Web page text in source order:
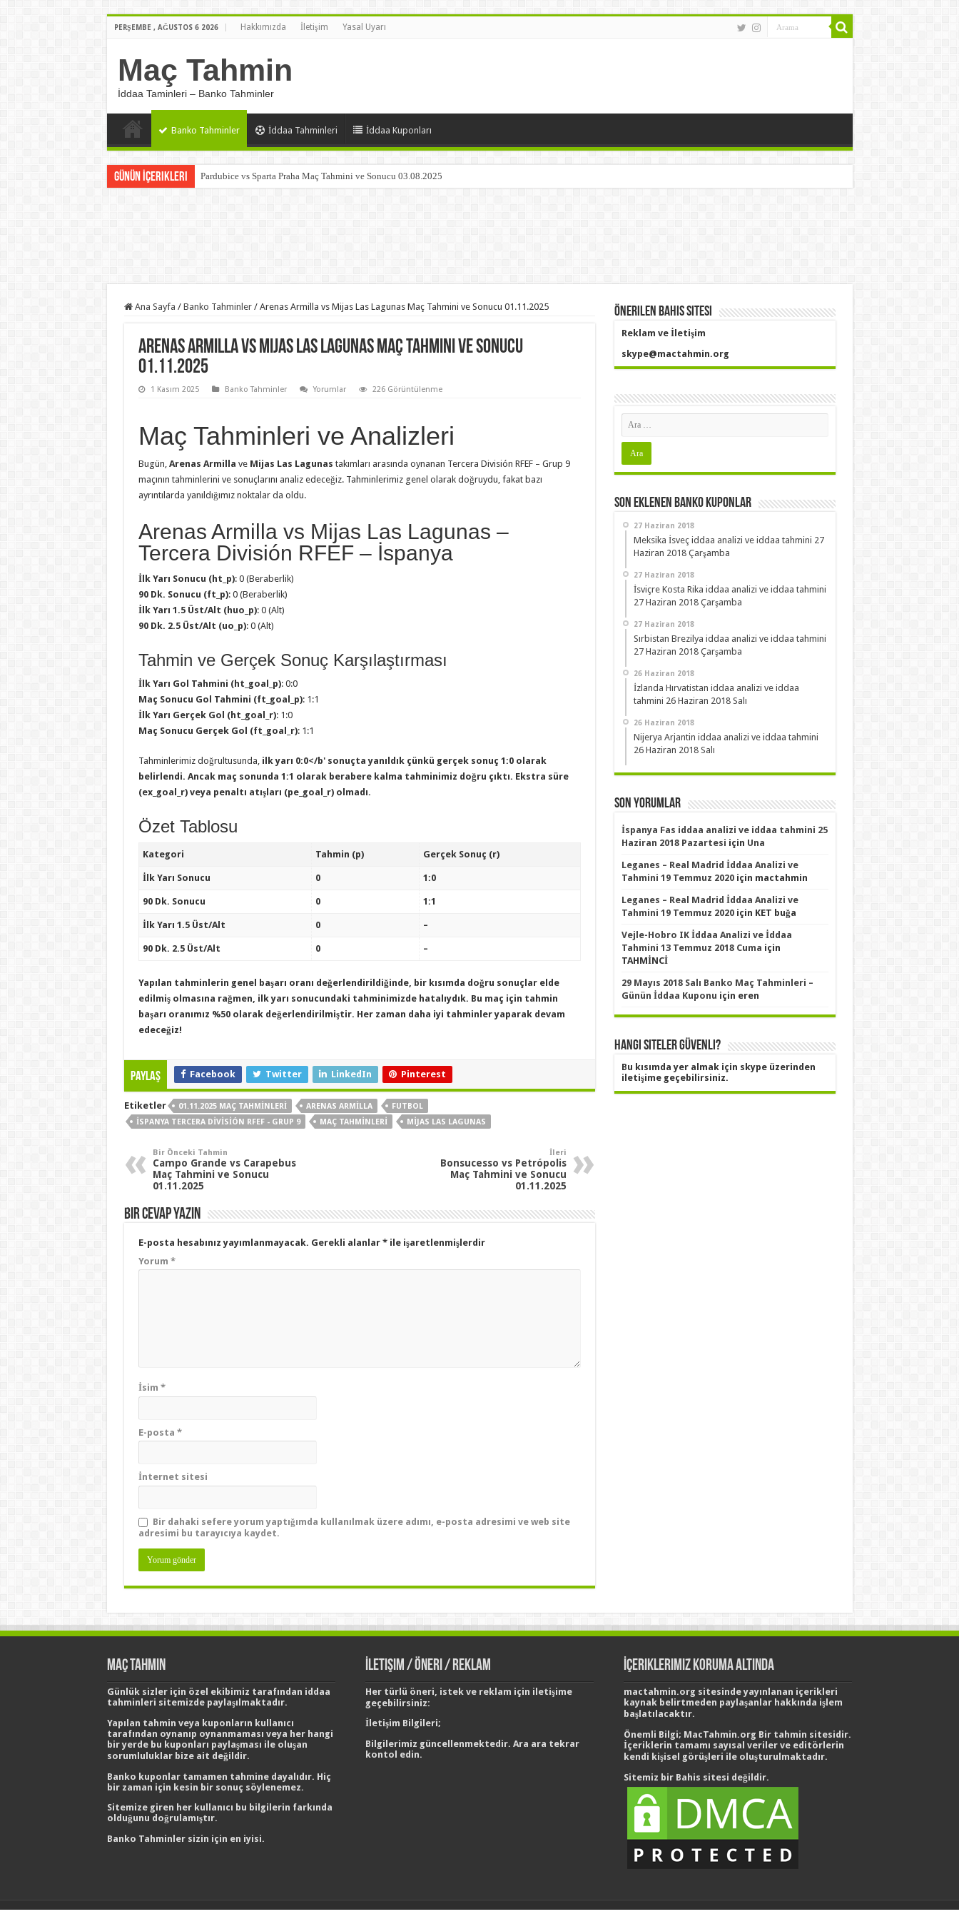
PERŞEMBE , AĞUSTOS 6 2026 Hakkımızda İletişim Yasal Uyarı
Maç Tahmin
İddaa Taminleri – Banko Tahminler
Banko Tahminler İddaa Tahminleri İddaa Kuponları
Günün İçerikleri Pardubice vs Sparta Praha Maç Tahmini ve Sonucu 03.08.2025
Ana Sayfa / Banko Tahminler / Arenas Armilla vs Mijas Las Lagunas Maç Tahmini ve Sonucu 01.11.2025
Arenas Armilla vs Mijas Las Lagunas Maç Tahmini ve Sonucu
01.11.2025
1 Kasım 2025 Banko Tahminler Yorumlar 226 Görüntülenme
Maç Tahminleri ve Analizleri
Bugün, Arenas Armilla ve Mijas Las Lagunas takımları arasında oynanan Tercera División RFEF – Grup 9
maçının tahminlerini ve sonuçlarını analiz edeceğiz. Tahminlerimiz genel olarak doğruydu, fakat bazı
ayrıntılarda yanıldığımız noktalar da oldu.
Arenas Armilla vs Mijas Las Lagunas –
Tercera División RFEF – İspanya
İlk Yarı Sonucu (ht_p): 0 (Beraberlik)
90 Dk. Sonucu (ft_p): 0 (Beraberlik)
İlk Yarı 1.5 Üst/Alt (huo_p): 0 (Alt)
90 Dk. 2.5 Üst/Alt (uo_p): 0 (Alt)
Tahmin ve Gerçek Sonuç Karşılaştırması
İlk Yarı Gol Tahmini (ht_goal_p): 0:0
Maç Sonucu Gol Tahmini (ft_goal_p): 1:1
İlk Yarı Gerçek Gol (ht_goal_r): 1:0
Maç Sonucu Gerçek Gol (ft_goal_r): 1:1
Tahminlerimiz doğrultusunda, ilk yarı 0:0</b' sonuçta yanıldık çünkü gerçek sonuç 1:0 olarak
belirlendi. Ancak maç sonunda 1:1 olarak berabere kalma tahminimiz doğru çıktı. Ekstra süre
(ex_goal_r) veya penaltı atışları (pe_goal_r) olmadı.
Özet Tablosu
Kategori Tahmin (p) Gerçek Sonuç (r)
İlk Yarı Sonucu 0 1:0
90 Dk. Sonucu 0 1:1
İlk Yarı 1.5 Üst/Alt 0 –
90 Dk. 2.5 Üst/Alt 0 –
Yapılan tahminlerin genel başarı oranı değerlendirildiğinde, bir kısımda doğru sonuçlar elde
edilmiş olmasına rağmen, ilk yarı sonucundaki tahminimizde hatalıydık. Bu maç için tahmin
başarı oranımız %50olarak değerlendirilmiştir. Her zaman daha iyi tahminler yaparak devam
edeceğiz!
Paylaş Facebook Twitter LinkedIn Pinterest
Etiketler 01.11.2025 MAÇ TAHMINLERI ARENAS ARMILLA
FUTBOL
İSPANYA TERCERA DIVISIÓN RFEF - GRUP 9
MAÇ TAHMINLERI MIJAS LAS LAGUNAS
Bir Önceki Tahmin
Campo Grande vs Carapebus
Maç Tahmini ve Sonucu
01.11.2025
İleri
Bonsucesso vs Petrópolis
Maç Tahmini ve Sonucu
01.11.2025
Bir cevap yazın
E-posta hesabınız yayımlanmayacak. Gerekli alanlar *ile işaretlenmişlerdir
Yorum *
İsim *
E-posta *
İnternet sitesi
Bir dahaki sefere yorum yaptığımda kullanılmak üzere adımı, e-posta adresimi ve web site
adresimi bu tarayıcıya kaydet.
Önerilen Bahis Sitesi
Reklam ve İletişim
skype@mactahmin.org
Son Eklenen Banko Kuponlar
27 Haziran 2018
Meksika İsveç iddaa analizi ve iddaa tahmini 27
Haziran 2018 Çarşamba
27 Haziran 2018
İsviçre Kosta Rika iddaa analizi ve iddaa tahmini
27 Haziran 2018 Çarşamba
27 Haziran 2018
Sırbistan Brezilya iddaa analizi ve iddaa tahmini
27 Haziran 2018 Çarşamba
26 Haziran 2018
İzlanda Hırvatistan iddaa analizi ve iddaa
tahmini 26 Haziran 2018 Salı
26 Haziran 2018
Nijerya Arjantin iddaa analizi ve iddaa tahmini
26 Haziran 2018 Salı
Son Yorumlar
İspanya Fas iddaa analizi ve iddaa tahmini 25
Haziran 2018 Pazartesi için Una
Leganes – Real Madrid İddaa Analizi ve
Tahmini 19 Temmuz 2020için mactahmin
Leganes – Real Madrid İddaa Analizi ve
Tahmini 19 Temmuz 2020için KET buğa
Vejle-Hobro IK İddaa Analizi ve İddaa
Tahmini 13 Temmuz 2018 Cuma için
TAHMİNCİ
29 Mayıs 2018 Salı Banko Maç Tahminleri –
Günün İddaa Kuponu için eren
Hangi Siteler Güvenli?
Bu kısımda yer almak için skype üzerinden
iletişime geçebilirsiniz.
Maç Tahmin
Günlük sizler için özel ekibimiz tarafından iddaa
tahminleri sitemizde paylaşılmaktadır.
Yapılan tahmin veya kuponların kullanıcı
tarafından oynanıp oynanmaması veya her hangi
bir yerde bu kuponları paylaşması ile oluşan
sorumluluklar bize ait değildir.
Banko kuponlar tamamen tahmine dayalıdır. Hiç
bir zaman için kesin bir sonuç söylenemez.
Sitemize giren her kullanıcı bu bilgilerin farkında
olduğunu doğrulamıştır.
Banko Tahminlersizin için en iyisi.
İletişim / Öneri / Reklam
Her türlü öneri, istek ve reklam için iletişime
geçebilirsiniz:
İletişim Bilgileri;
Bilgilerimiz güncellenmektedir. Ara ara tekrar
kontol edin.
İçeriklerimiz Koruma Altında
mactahmin.org sitesinde yayınlanan içerikleri
kaynak belirtmeden paylaşanlar hakkında işlem
başlatılacaktır.
Önemli Bilgi; MacTahmin.org Bir tahmin sitesidir.
İçeriklerin tamamı sayısal veriler ve editörlerin
kendi kişisel görüşleri ile oluşturulmaktadır.
Sitemiz bir Bahis sitesi değildir.